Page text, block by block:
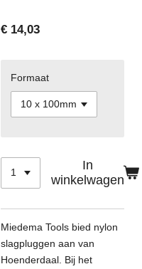
€ 14,03
Formaat
In
winkelwagen
Miedema Tools bied nylon
slagpluggen aan van
Hoenderdaal. Bij het